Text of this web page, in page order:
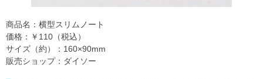
商品名：横型スリムノート
価格：￥110（税込）
サイズ（約）：160×90mm
販売ショップ：ダイソー